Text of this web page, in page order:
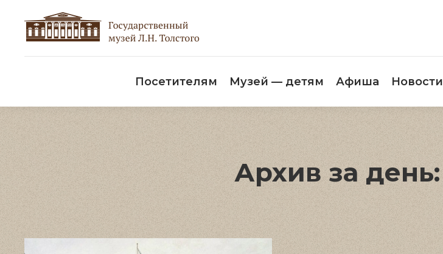
Посетителям Музей — детям Афиша Новости
Архив за день: